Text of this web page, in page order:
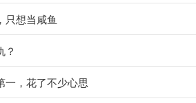
只想当咸鱼
？
一，花了不少心思